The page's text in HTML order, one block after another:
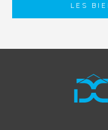
LES